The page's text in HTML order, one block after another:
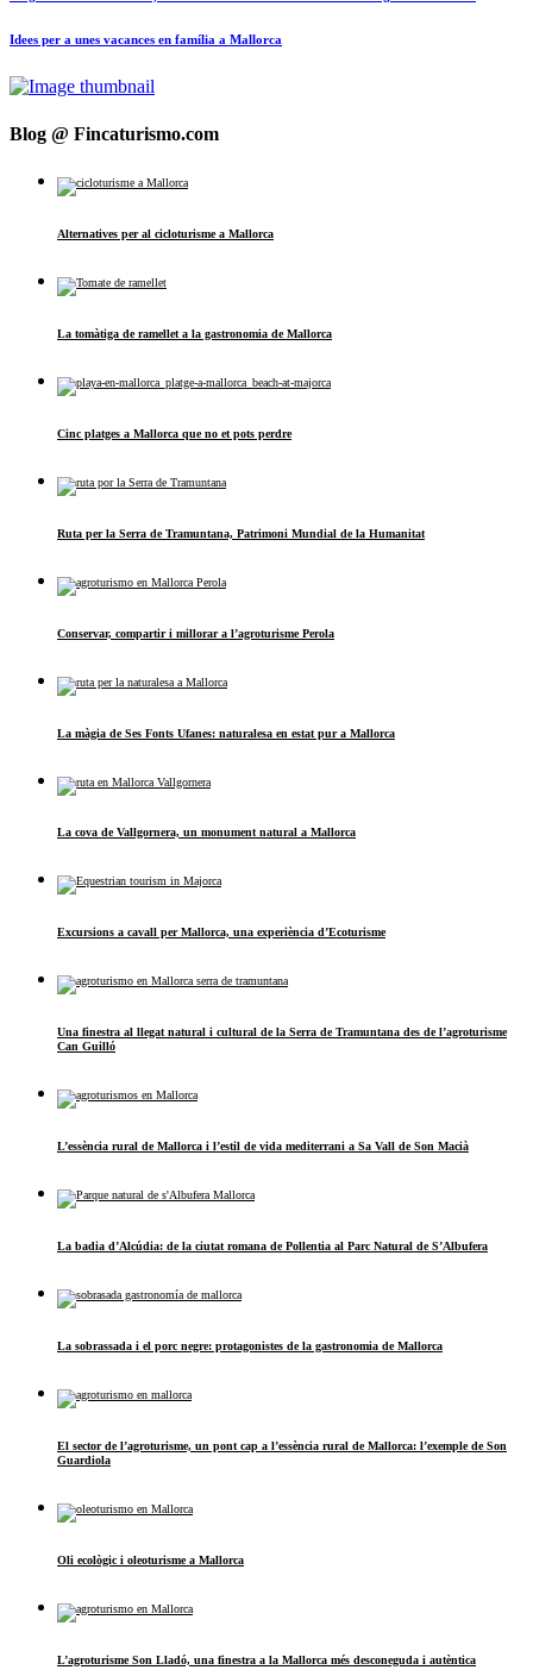
Idees per a unes vacances en família a Mallorca
Blog @ Fincaturismo.com
Alternatives per al cicloturisme a Mallorca
La tomàtiga de ramellet a la gastronomia de Mallorca
Cinc platges a Mallorca que no et pots perdre
Ruta per la Serra de Tramuntana, Patrimoni Mundial de la Humanitat
Conservar, compartir i millorar a l’agroturisme Perola
La màgia de Ses Fonts Ufanes: naturalesa en estat pur a Mallorca
La cova de Vallgornera, un monument natural a Mallorca
Excursions a cavall per Mallorca, una experiència d’Ecoturisme
Una finestra al llegat natural i cultural de la Serra de Tramuntana des de l’agroturisme
Can Guilló
L’essència rural de Mallorca i l’estil de vida mediterrani a Sa Vall de Son Macià
La badia d’Alcúdia: de la ciutat romana de Pollentia al Parc Natural de S’Albufera
La sobrassada i el porc negre: protagonistes de la gastronomia de Mallorca
El sector de l’agroturisme, un pont cap a l’essència rural de Mallorca: l’exemple de Son
Guardiola
Oli ecològic i oleoturisme a Mallorca
L’agroturisme Son Lladó, una finestra a la Mallorca més desconeguda i autèntica